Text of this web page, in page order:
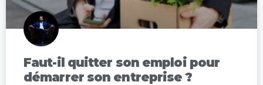
Faut-il quitter son emploi pour
démarrer son entreprise ?